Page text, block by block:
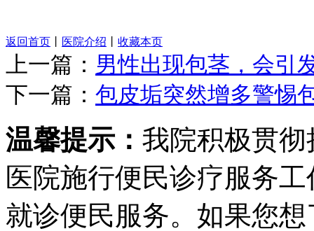
返回首页 医院介绍 收藏本页
上一篇： 男性出现包茎，会引
下一篇： 包皮垢突然增多警惕
温馨提示： 我院积极贯
医院施行便民诊疗服务
就诊便民服务。如果您